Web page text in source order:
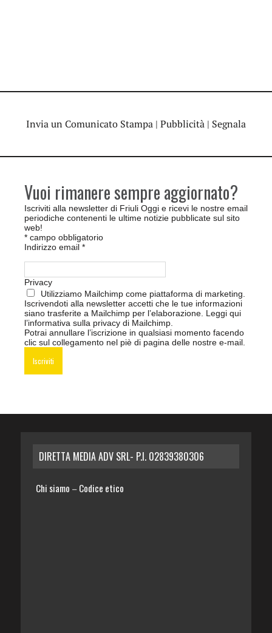
Invia un Comunicato Stampa | Pubblicità | Segnala
Vuoi rimanere sempre aggiornato?
Iscriviti alla newsletter di Friuli Oggi e ricevi le nostre email
periodiche contenenti le ultime notizie pubblicate sul sito
web!
* campo obbligatorio
Indirizzo email *
Privacy
Utilizziamo Mailchimp come piattaforma di marketing.
Iscrivendoti alla newsletter accetti che le tue informazioni
siano trasferite a Mailchimp per l’elaborazione. Leggi qui
l’informativa sulla privacy di Mailchimp.
Potrai annullare l’iscrizione in qualsiasi momento facendo
clic sul collegamento nel piè di pagina delle nostre e-mail.
DIRETTA MEDIA ADV SRL- P.I. 02839380306
Chi siamo – Codice etico